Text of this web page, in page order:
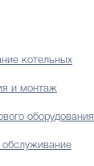
котельных
и монтаж
оборудования
обслуживание